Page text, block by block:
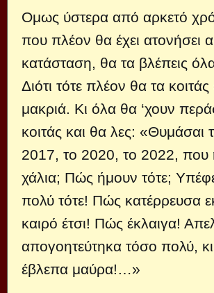
Ομως ύστερα από αρκετό
που πλέον θα έχει ατονήσει
κατάσταση, θα τα βλέπεις
Διότι τότε πλέον θα τα
μακριά. Κι όλα θα ‘χουν
κοιτάς και θα λες: «Θυμάσαι
2017, το 2020, το 2022, που
χάλια; Πώς ήμουν τότε;
πολύ τότε! Πώς κατέρρευσα
καιρό έτσι! Πώς έκλαιγα!
απογοητεύτηκα τόσο πολύ,
έβλεπα μαύρα!…»